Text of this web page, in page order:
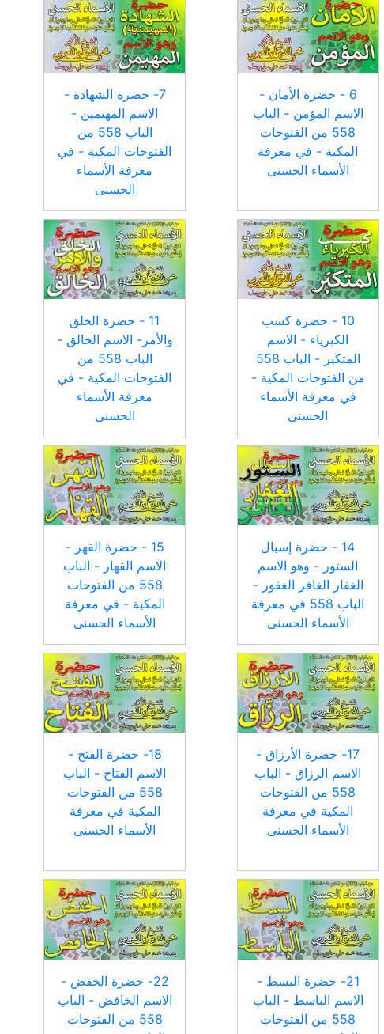
6 - حضرة الأمان -
الاسم المؤمن - الباب
558 من الفتوحات
المكية - في معرفة
الأسماء الحسنى
7- حضرة الشهادة -
الاسم المهيمين -
الباب 558 من
الفتوحات المكية - في
معرفة الأسماء
الحسنى
10 - حضرة كسب
الكبرياء - الاسم
المتكبر - الباب 558
من الفتوحات المكية -
في معرفة الأسماء
الحسنى
11 - حضرة الخلق
والأمر- الاسم الخالق -
الباب 558 من
الفتوحات المكية - في
معرفة الأسماء
الحسنى
14 - حضرة إسبال
الستور - وهو الاسم
الغفار الغافر الغفور -
الباب 558 في معرفة
الأسماء الحسنى
15 - حضرة القهر -
الاسم القهار - الباب
558 من الفتوحات
المكية - في معرفة
الأسماء الحسنى
17- حضرة الأرزاق -
الاسم الرزاق - الباب
558 من الفتوحات
المكية في معرفة
الأسماء الحسنى
18- حضرة الفتح -
الاسم الفتاح - الباب
558 من الفتوحات
المكية في معرفة
الأسماء الحسنى
21- حضرة البسط -
الاسم الباسط - الباب
558 من الفتوحات
22- حضرة الخفض -
الاسم الخافض - الباب
558 من الفتوحات